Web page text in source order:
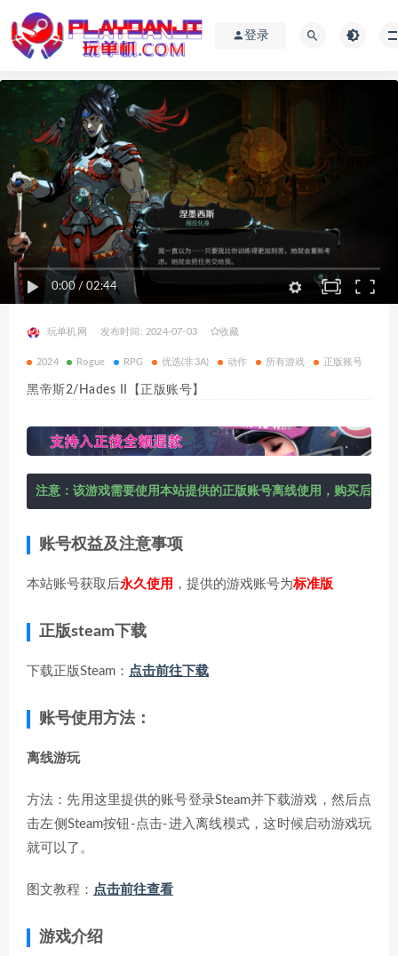
登录
0:00 / 02:44
玩单机网 发布时间: 2024-07-03 收藏
2024 Rogue RPG 优选(非3A) 动作 所有游戏 正版账号
黑帝斯2/Hades II【正版账号】
注意：该游戏需要使用本站提供的正版账号离线使用，购买后在
账号权益及注意事项
本站账号获取后永久使用 ，提供的游戏账号为标准版
正版steam下载
下载正版Steam： 点击前往下载
账号使用方法：
离线游玩
方法：先用这里提供的账号登录Steam并下载游戏，然后点
击左侧Steam按钮-点击-进入离线模式，这时候启动游戏玩
就可以了。
图文教程： 点击前往查看
游戏介绍